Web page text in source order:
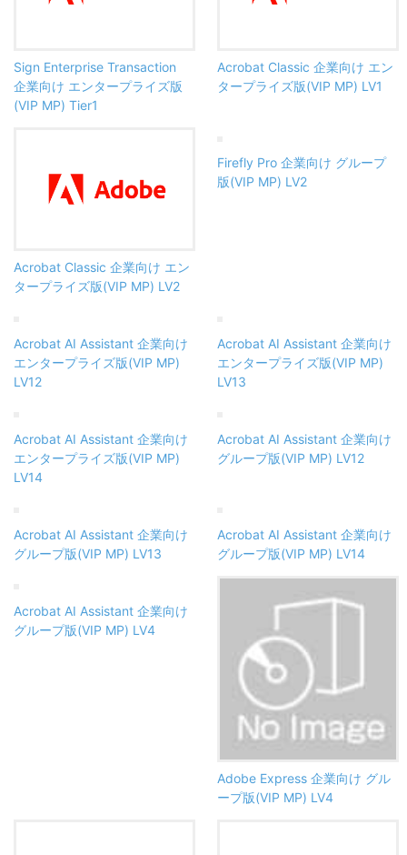
Sign Enterprise Transaction
企業向け エンタープライズ版
(VIP MP) Tier1
Acrobat Classic 企業向け エン
タープライズ版(VIP MP) LV1
Acrobat Classic 企業向け エン
タープライズ版(VIP MP) LV2
Firefly Pro 企業向け グループ
版(VIP MP) LV2
Acrobat AI Assistant 企業向け
エンタープライズ版(VIP MP)
LV12
Acrobat AI Assistant 企業向け
エンタープライズ版(VIP MP)
LV13
Acrobat AI Assistant 企業向け
エンタープライズ版(VIP MP)
LV14
Acrobat AI Assistant 企業向け
グループ版(VIP MP) LV12
Acrobat AI Assistant 企業向け
グループ版(VIP MP) LV13
Acrobat AI Assistant 企業向け
グループ版(VIP MP) LV14
Acrobat AI Assistant 企業向け
グループ版(VIP MP) LV4
Adobe Express 企業向け グル
ープ版(VIP MP) LV4